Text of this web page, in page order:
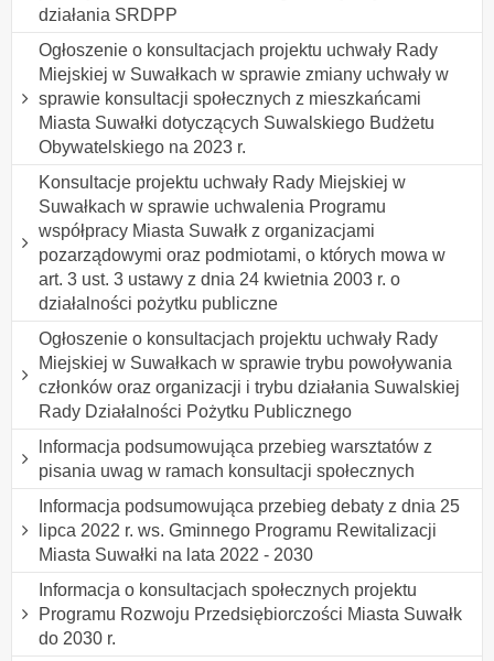
działania SRDPP
Ogłoszenie o konsultacjach projektu uchwały Rady
Miejskiej w Suwałkach w sprawie zmiany uchwały w
sprawie konsultacji społecznych z mieszkańcami
Miasta Suwałki dotyczących Suwalskiego Budżetu
Obywatelskiego na 2023 r.
Konsultacje projektu uchwały Rady Miejskiej w
Suwałkach w sprawie uchwalenia Programu
współpracy Miasta Suwałk z organizacjami
pozarządowymi oraz podmiotami, o których mowa w
art. 3 ust. 3 ustawy z dnia 24 kwietnia 2003 r. o
działalności pożytku publiczne
Ogłoszenie o konsultacjach projektu uchwały Rady
Miejskiej w Suwałkach w sprawie trybu powoływania
członków oraz organizacji i trybu działania Suwalskiej
Rady Działalności Pożytku Publicznego
lnformacja podsumowująca przebieg warsztatów z
pisania uwag w ramach konsultacji społecznych
Informacja podsumowująca przebieg debaty z dnia 25
lipca 2022 r. ws. Gminnego Programu Rewitalizacji
Miasta Suwałki na lata 2022 - 2030
Informacja o konsultacjach społecznych projektu
Programu Rozwoju Przedsiębiorczości Miasta Suwałk
do 2030 r.